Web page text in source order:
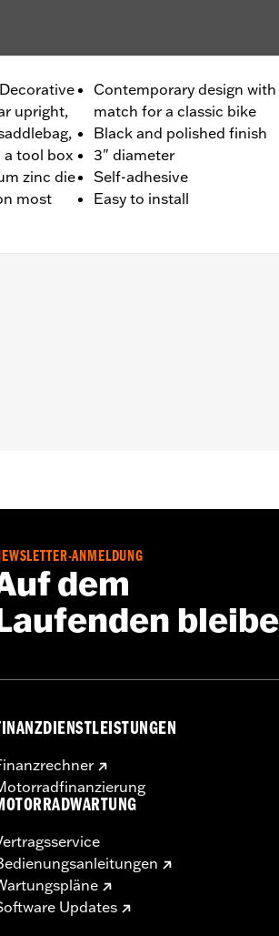
upright,
a tool box
zinc die
most
Contemporary design
match for a classic bike
Black and polished finish
3" diameter
Self-adhesive
Easy to install
meisten ebenen Oberflächen.
ANMELDUNG
dem
Updates